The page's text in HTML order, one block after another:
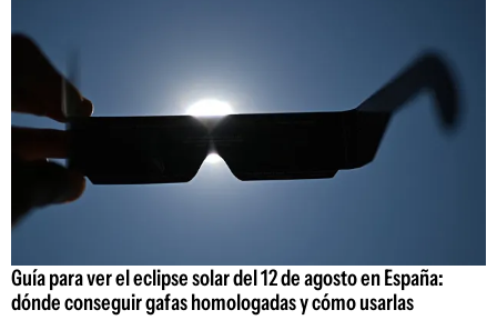
Guía para ver el eclipse solar del 12 de agosto en España:
dónde conseguir gafas homologadas y cómo usarlas